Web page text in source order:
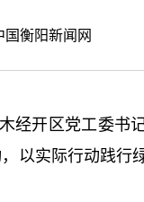
国衡阳新闻网
经开区党工委书
以实际行动践行